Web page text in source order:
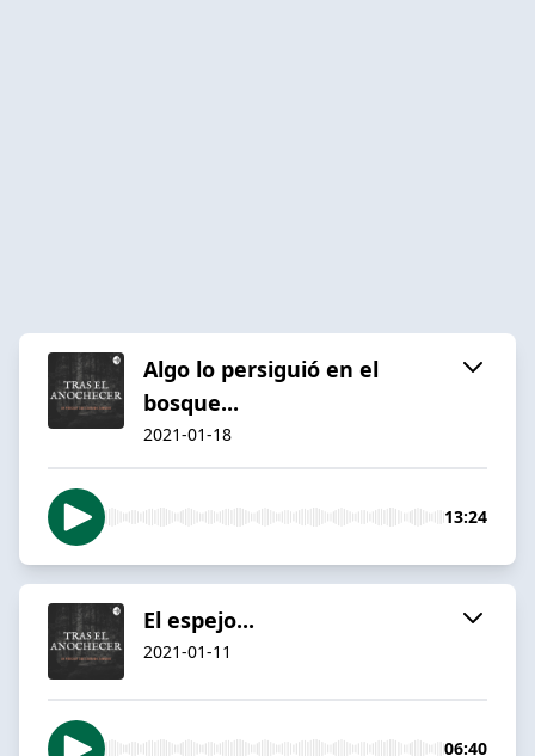
Algo lo persiguió en el
bosque...
2021-01-18
13:24
El espejo...
2021-01-11
06:40